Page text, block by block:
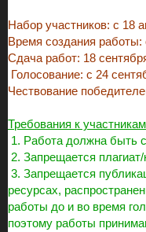
Набор участников: с 18
Время создания работы:
Сдача работ: 18
Голосование: с 24
Чествование
Требования к участникам
1. Работа должна быть
2. Запрещается
3. Запрещается
ресурсах,
работы до и во время
поэтому работы